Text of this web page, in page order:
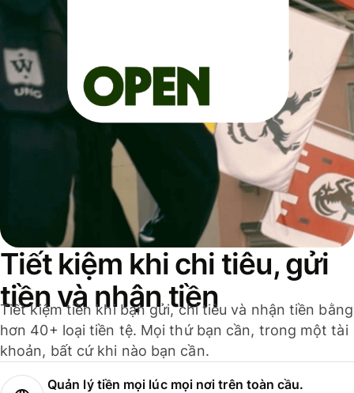
Tiết kiệm khi chi tiêu, gửi
tiền và nhận tiền
Tiết kiệm tiền khi bạn gửi, chi tiêu và nhận tiền bằng
hơn 40+ loại tiền tệ. Mọi thứ bạn cần, trong một tài
khoản, bất cứ khi nào bạn cần.
Quản lý tiền mọi lúc mọi nơi trên toàn cầu.